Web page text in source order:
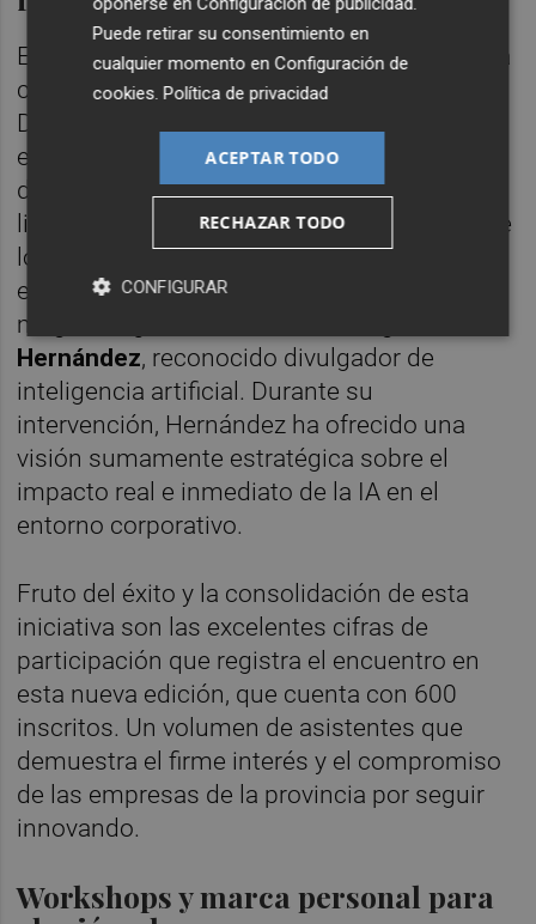
El programa de esta primera jornada arranca
con un gran atractivo tecnológico: la Zona
Demo 'Robots en acción', un espacio de
exposición con demostraciones en directo
de un robot humanoide y un robot de
limpieza diseñado para captar la atención de
los asistentes. Tras la apertura institucional,
el Salón de Actos ha acogido la conferencia
magistral ‘¿Ola o tsunami?’, a cargo de
Hernández, reconocido divulgador de
inteligencia artificial. Durante su
intervención, Hernández ha ofrecido una
visión sumamente estratégica sobre el
impacto real e inmediato de la IA en el
entorno corporativo.
Fruto del éxito y la consolidación de esta
iniciativa son las excelentes cifras de
participación que registra el encuentro en
esta nueva edición, que cuenta con 600
inscritos. Un volumen de asistentes que
demuestra el firme interés y el compromiso
de las empresas de la provincia por seguir
innovando.
Workshops y marca personal para
Puede retirar su consentimiento en
cualquier momento enConfiguración de
cookies.Política de privacidad
ACEPTAR TODO
RECHAZAR TODO
CONFIGURAR